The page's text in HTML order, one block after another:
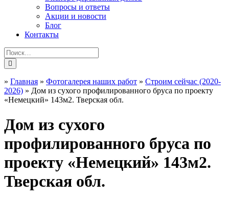
Вопросы и ответы
Акции и новости
Блог
Контакты
» Главная » Фотогалерея наших работ » Строим сейчас (2020-
2026) » Дом из сухого профилированного бруса по проекту
«Немецкий» 143м2. Тверская обл.
Дом из сухого
профилированного бруса по
проекту «Немецкий» 143м2.
Тверская обл.